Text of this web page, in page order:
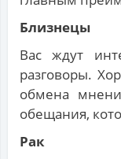
Близнецы
Вас ждут
разговоры.
обмена
обещания,
Рак